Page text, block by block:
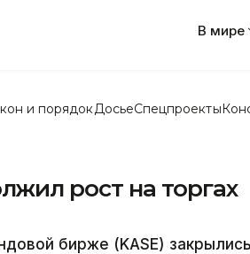
В мире
и порядок ДосьеСпецпроекты
рост на торгах
бирже (KASE)